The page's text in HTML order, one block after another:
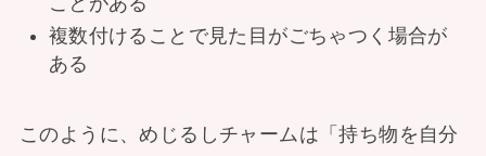
複数付けることで見た目がごちゃつく場合が
ある
このように、めじるしチャームは「持ち物を自分